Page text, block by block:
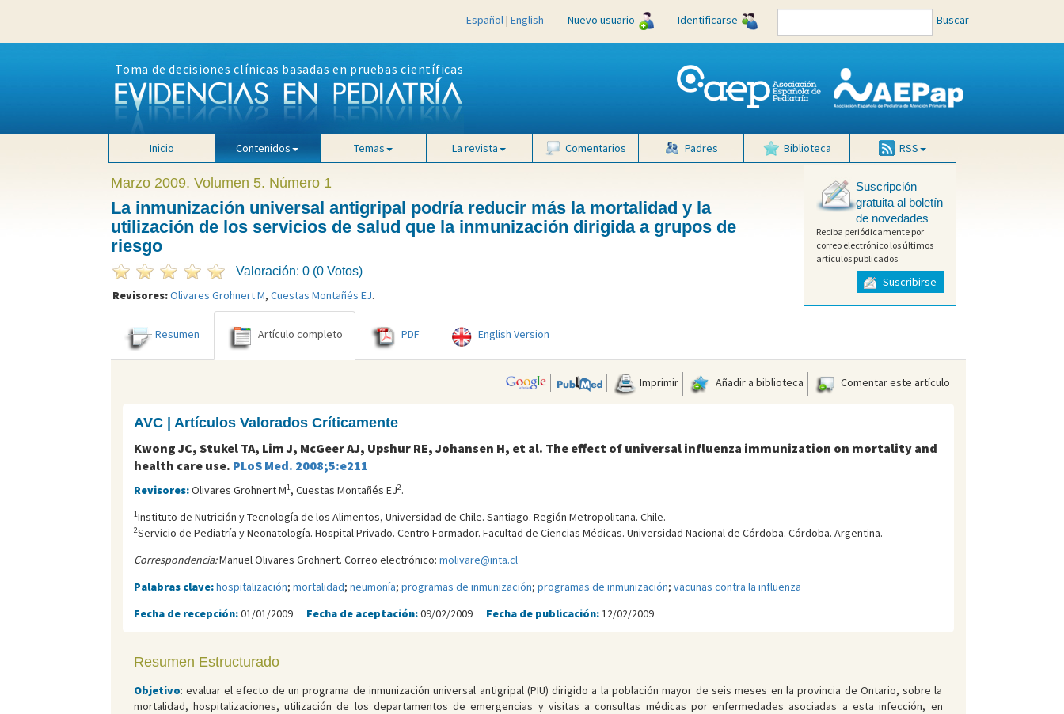
Español| English Nuevo usuario Identificarse Buscar
Toma de decisiones clínicas basadas en pruebas científicas
Inicio Contenidos Temas La revista Comentarios Padres Biblioteca RSS
Marzo 2009. Volumen 5. Número 1
La inmunización universal antigripal podría reducir más la mortalidad y la
utilización de los servicios de salud que la inmunización dirigida a grupos de
riesgo
Valoración: 0 (0 Votos)
Revisores:Olivares Grohnert M, Cuestas Montañés EJ.
Suscripción
gratuita al boletín
de novedades
Reciba periódicamente por
correo electrónico los últimos
artículos publicados
Suscribirse
Resumen Artículo completo PDF English Version
Imprimir Añadir a biblioteca Comentar este artículo
AVC | Artículos Valorados Críticamente
Kwong JC, Stukel TA, Lim J, McGeer AJ, Upshur RE, Johansen H, et al. The effect of universal influenza immunization on mortality and
health care use. PLoS Med. 2008;5:e211
Revisores:Olivares Grohnert M1, Cuestas Montañés EJ2.
1Instituto de Nutrición y Tecnología de los Alimentos, Universidad de Chile. Santiago. Región Metropolitana. Chile.
2Servicio de Pediatría y Neonatología. Hospital Privado. Centro Formador. Facultad de Ciencias Médicas. Universidad Nacional de Córdoba. Córdoba. Argentina.
Correspondencia:Manuel Olivares Grohnert. Correo electrónico: molivare@inta.cl
Palabras clave:hospitalización; mortalidad; neumonía; programas de inmunización; programas de inmunización; vacunas contra la influenza
Fecha de recepción:01/01/2009 Fecha de aceptación:09/02/2009 Fecha de publicación:12/02/2009
Resumen Estructurado
Objetivo: evaluar el efecto de un programa de inmunización universal antigripal (PIU) dirigido a la población mayor de seis meses en la provincia de Ontario, sobre la
mortalidad, hospitalizaciones, utilización de los departamentos de emergencias y visitas a consultas médicas por enfermedades asociadas a esta infección, en